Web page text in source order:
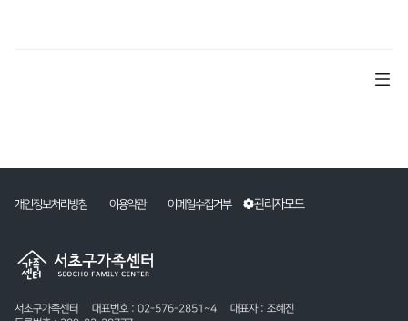
개인정보처리방침 이용약관 이메일수집거부 관리자모드
서초구가족센터 대표번호 : 02-576-2851~4
대표자 : 조혜진